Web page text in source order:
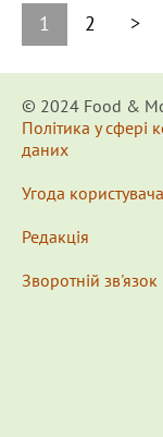
1 2 >
© 2024 Food &
Політика у сфері
даних
Угода користувача
Редакція
Зворотній зв'язок